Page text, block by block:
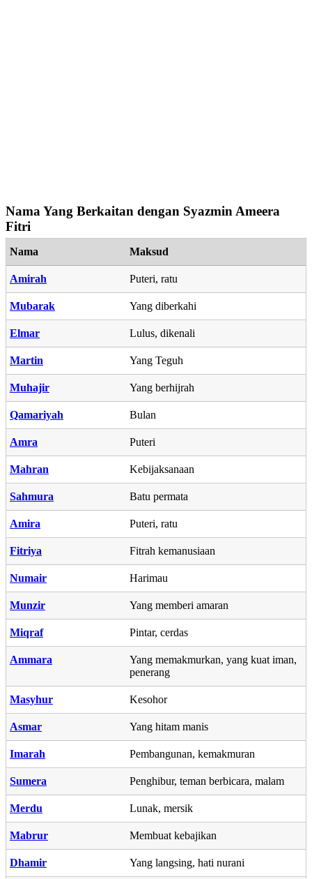
Nama Yang Berkaitan dengan Syazmin Ameera
Fitri
Nama Maksud
Amirah Puteri, ratu
Mubarak Yang diberkahi
Elmar Lulus, dikenali
Martin Yang Teguh
Muhajir Yang berhijrah
Qamariyah Bulan
Amra Puteri
Mahran Kebijaksanaan
Sahmura Batu permata
Amira Puteri, ratu
Fitriya Fitrah kemanusiaan
Numair Harimau
Munzir Yang memberi amaran
Miqraf Pintar, cerdas
Ammara
Yang memakmurkan, yang kuat iman,
penerang
Masyhur Kesohor
Asmar Yang hitam manis
Imarah Pembangunan, kemakmuran
Sumera Penghibur, teman berbicara, malam
Merdu Lunak, mersik
Mabrur Membuat kebajikan
Dhamir Yang langsing, hati nurani